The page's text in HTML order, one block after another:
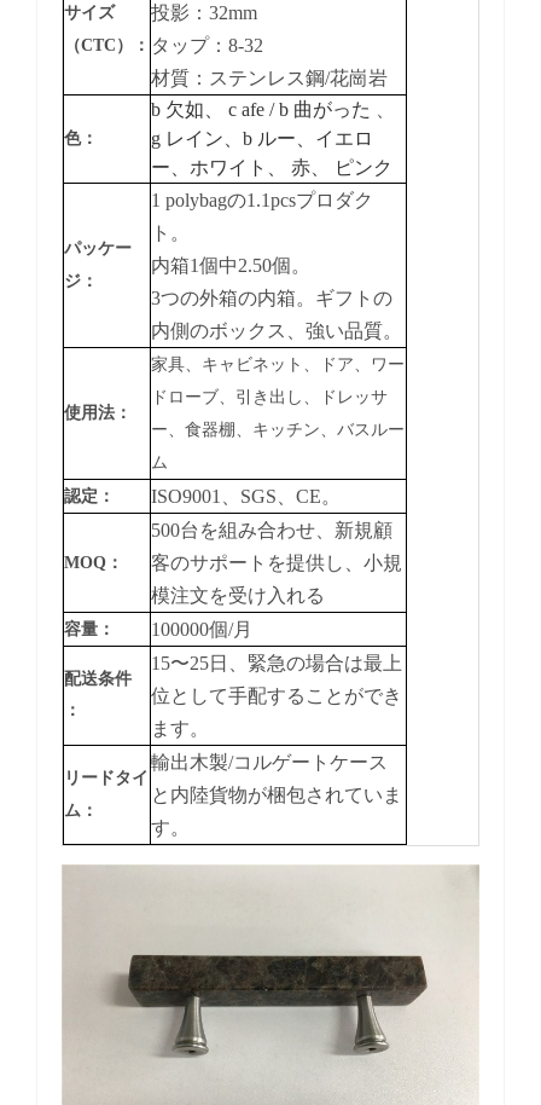
サイズ
（CTC）：
投影：32mm
タップ：8-32
材質：ステンレス鋼/花崗岩
色：
b 欠如、 c afe / b 曲がった
g レイン、b ルー、イエロ
ー、ホワイト、
赤、 ピンク
パッケー
ジ：
1 polybagの1.1pcsプロダク
ト。
内箱1個中2.50個。
3つの外箱の内箱。ギフトの
内側のボックス、強い品質。
使用法：
家具、キャビネット、ドア、ワー
ドローブ、引き出し、ドレッサ
ー、食器棚、キッチン、バスルー
ム
認定：
ISO9001、SGS、CE。
MOQ：
500台を組み合わせ、新規顧
客のサポートを提供し、小規
模注文を受け入れる
容量： 100000個/月
配送条件
：
15〜25日、緊急の場合は最上
位として手配することができ
ます。
リードタイ
ム：
輸出木製/コルゲートケース
と内陸貨物が梱包されていま
す。